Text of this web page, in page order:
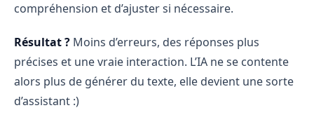
compréhension et d’ajuster si nécessaire.
Résultat ? Moins d’erreurs, des réponses plus
précises et une vraie interaction. L’IA ne se contente
alors plus de générer du texte, elle devient une sorte
d’assistant :)